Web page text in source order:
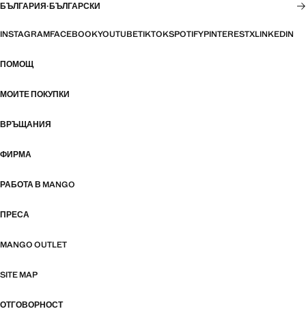
БЪЛГАРИЯ·БЪЛГАРСКИ
INSTAGRAMFACEBOOKYOUTUBETIKTOKSPOTIFYPINTERESTXLINKEDIN
ПОМОЩ
МОИТЕ ПОКУПКИ
ВРЪЩАНИЯ
ФИРМА
РАБОТА В MANGO
ПРЕСА
MANGO OUTLET
SITE MAP
ОТГОВОРНОСТ